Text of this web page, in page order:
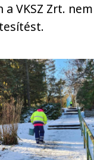
VKSZ Zrt.